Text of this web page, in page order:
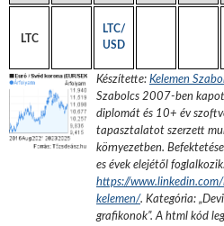
LTC
LTC/
USD
Készítette: Kelemen
Szabolcs 2007-ben
diplomát és 10+ év
tapasztalatot szerzett
környezetben.
es évek elejétől foglalkozik.
https://
kelemen/. Kategória: „
grafikonok”.A html kód